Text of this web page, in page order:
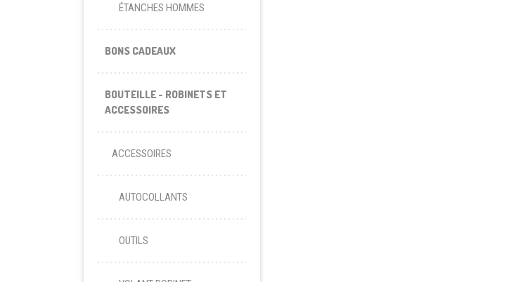
ÉTANCHES HOMMES
BONS CADEAUX
BOUTEILLE - ROBINETS ET
ACCESSOIRES
ACCESSOIRES
AUTOCOLLANTS
OUTILS